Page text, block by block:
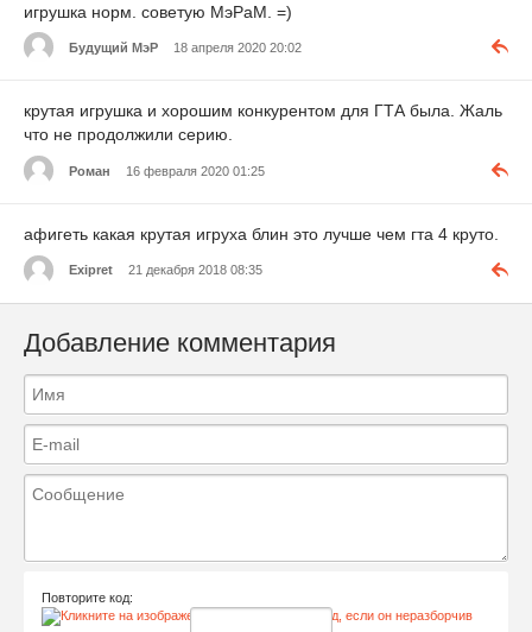
игрушка норм. советую МэРаМ. =)
Будущий МэР 18 апреля 2020 20:02
крутая игрушка и хорошим конкурентом для ГТА была. Жаль
что не продолжили серию.
Роман 16 февраля 2020 01:25
афигеть какая крутая игруха блин это лучше чем гта 4 круто.
Exipret 21 декабря 2018 08:35
Добавление комментария
Повторите код: